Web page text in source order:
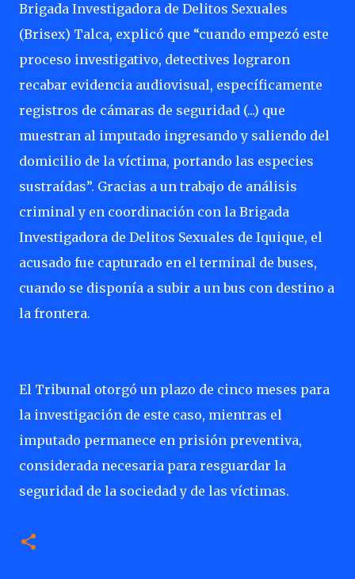
Brigada Investigadora de Delitos Sexuales
(Brisex) Talca, explicó que “cuando empezó este
proceso investigativo, detectives lograron
recabar evidencia audiovisual, específicamente
registros de cámaras de seguridad (...) que
muestran al imputado ingresando y saliendo del
domicilio de la víctima, portando las especies
sustraídas”. Gracias a un trabajo de análisis
criminal y en coordinación con la Brigada
Investigadora de Delitos Sexuales de Iquique, el
acusado fue capturado en el terminal de buses,
cuando se disponía a subir a un bus con destino a
la frontera.
El Tribunal otorgó un plazo de cinco meses para
la investigación de este caso, mientras el
imputado permanece en prisión preventiva,
considerada necesaria para resguardar la
seguridad de la sociedad y de las víctimas.